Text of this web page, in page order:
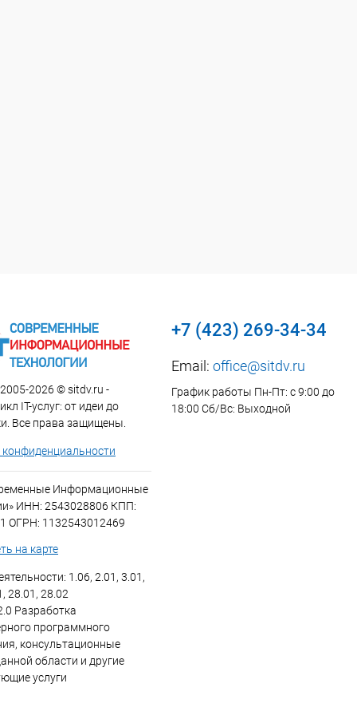
2026 © sitdv.ru -
IT-услуг: от идеи до
Все права защищены.
Информационные
ИНН: 2543028806 КПП:
ОГРН: 1132543012469
на карте
1.06, 2.01, 3.01,
28.01, 28.02
Разработка
программного
консультационные
области и другие
услуги
+7 (423) 269-34-34
Email: office@sitdv.ru
График работы Пн-Пт: с 9:00 до
18:00 Сб/Вс: Выходной